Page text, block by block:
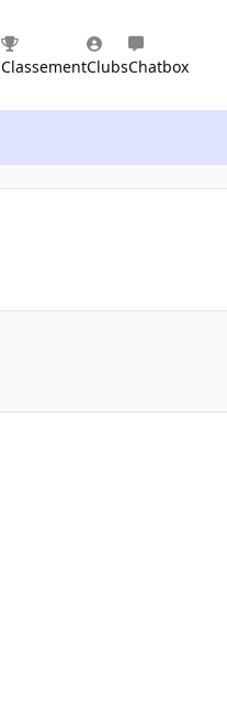
ClassementClubsChatbox